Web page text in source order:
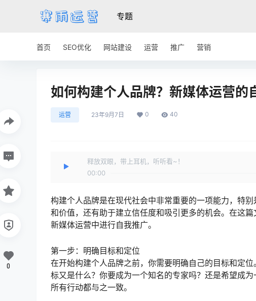
专题
首页 SEO优化 网站建设 运营 推广 营销
如何构建个人品牌？新媒体运营的
运营 23年9月7日 0 40
释放双眼，带上耳机，听听看~！
00:00
构建个人品牌是在现代社会中非常重要的一项能力，特
和价值，还有助于建立信任度和吸引更多的机会。在这
新媒体运营中进行自我推广。
第一步：明确目标和定位
在开始构建个人品牌之前，你需要明确自己的目标和定
标又是什么？你要成为一个知名的专家吗？还是希望成
所有行动都与之一致。
0